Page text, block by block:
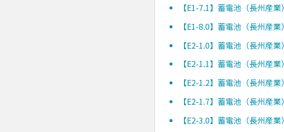
【E1-7.1】蓄電池（長州産業）
【E1-8.0】蓄電池（長州産業）
【E2-1.0】蓄電池（長州産業）
【E2-1.1】蓄電池（長州産業）
【E2-1.2】蓄電池（長州産業）
【E2-1.7】蓄電池（長州産業）
【E2-3.0】蓄電池（長州産業）